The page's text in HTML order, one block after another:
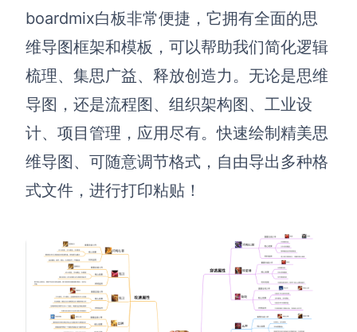
boardmix白板非常便捷，它拥有全面的思
维导图框架和模板，可以帮助我们简化逻辑
梳理、集思广益、释放创造力。无论是思维
导图，还是流程图、组织架构图、工业设
计、项目管理，应用尽有。快速绘制精美思
维导图、可随意调节格式，自由导出多种格
式文件，进行打印粘贴！